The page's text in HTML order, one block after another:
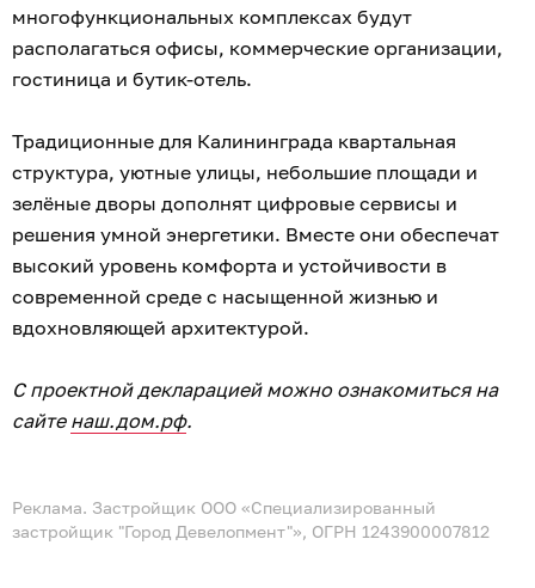
многофункциональных комплексах будут
располагаться офисы, коммерческие организации,
гостиница и бутик-отель.
Традиционные для Калининграда квартальная
структура, уютные улицы, небольшие площади и
зелёные дворы дополнят цифровые сервисы и
решения умной энергетики. Вместе они обеспечат
высокий уровень комфорта и устойчивости в
современной среде с насыщенной жизнью и
вдохновляющей архитектурой.
С проектной декларацией можно ознакомиться на
сайте наш.дом.рф.
Реклама. Застройщик ООО «Специализированный
застройщик "Город Девелопмент"», ОГРН 1243900007812